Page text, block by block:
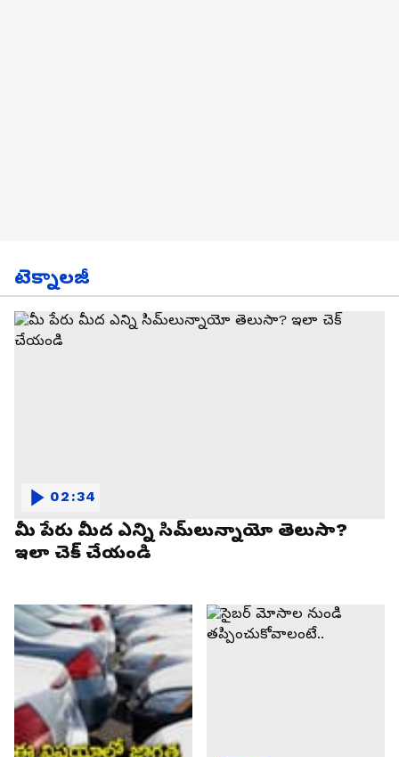
టెక్నాలజీ
మీ పేరు మీద ఎన్ని సిమ్‌లున్నాయో తెలుసా?
ఇలా చెక్ చేయండి
02:34